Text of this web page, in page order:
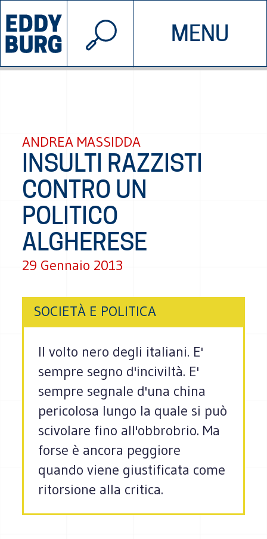
MENU
INIZIATIVE CHI SIAMO
© 2026 EDDYBURG
ANDREA MASSIDDA
INSULTI RAZZISTI
CONTRO UN
POLITICO
ALGHERESE
29 Gennaio 2013
SOCIETÀ E POLITICA
Il volto nero degli italiani. E'
sempre segno d'inciviltà. E'
sempre segnale d'una china
pericolosa lungo la quale si può
scivolare fino all'obbrobrio. Ma
forse è ancora peggiore
quando viene giustificata come
ritorsione alla critica.